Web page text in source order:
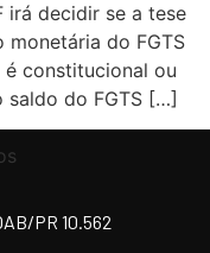
irá decidir se a tese
do FGTS
constitucional ou
saldo do FGTS […]
PR 10.562